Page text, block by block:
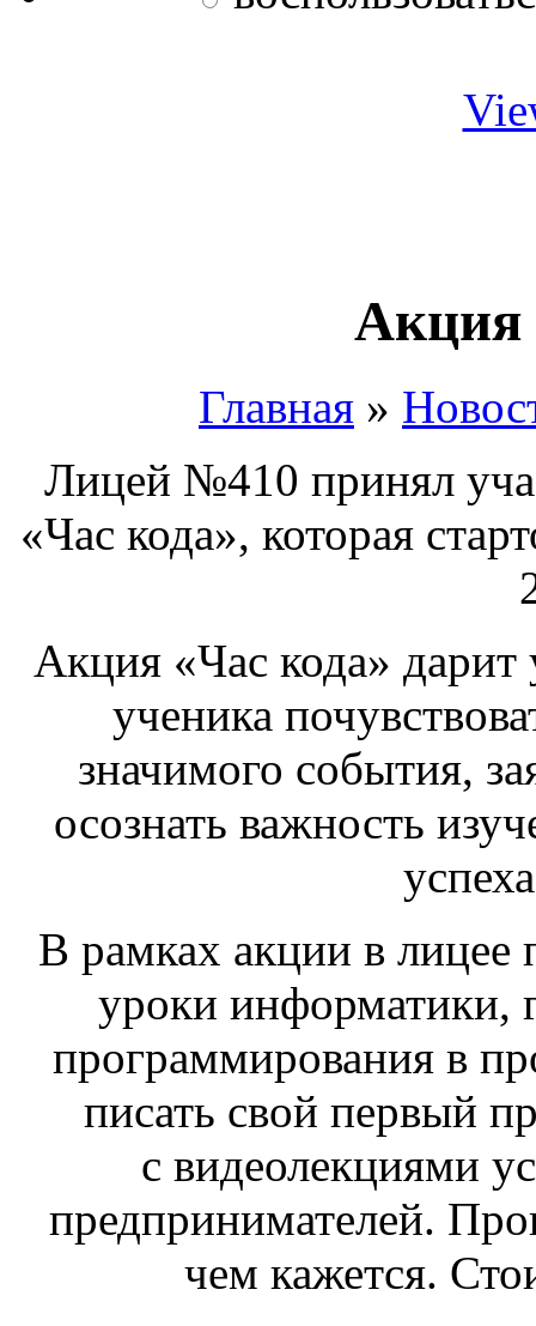
Акция
Главная »
Лицей №410 принял
«Час кода», которая
Акция «Час кода»
ученика
значимого события,
осознать важность
В рамках акции в лицее
уроки информатики,
программирования в
писать свой первый
с видеолекциями
предпринимателей.
чем кажется.